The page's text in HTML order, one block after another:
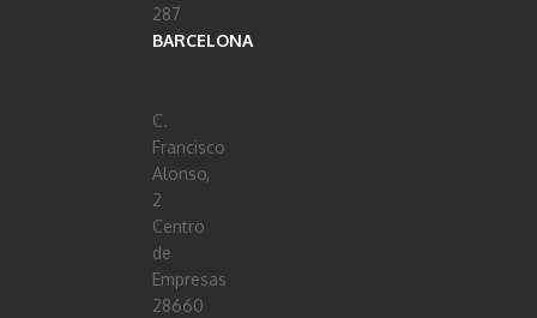
287
BARCELONA
C.
Francisco
Alonso,
2
Centro
de
Empresas
28660